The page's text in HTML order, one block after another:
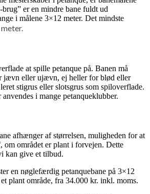
er en mindre bane fuldt ud
i målene 3×12 meter. Det mindste
at spille petanque på. Banen må
jævn eller ujævn, ej heller for blød eller
stigrus eller slotsgrus som spiloverflade.
i mange petanqueklubber.
afhænger af størrelsen, muligheden for at
om området er plant i forvejen. Dette
kan give et tilbud.
en nøglefærdig petanquebane på 3×12
plant område, fra 34.000 kr. inkl. moms.